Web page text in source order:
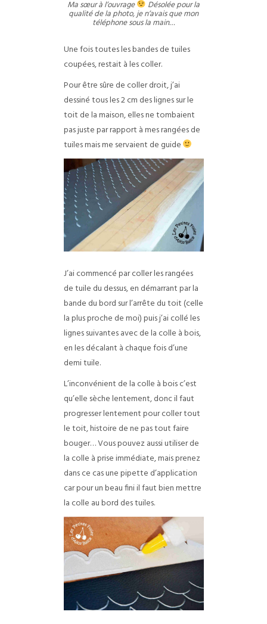
Ma sœur à l’ouvrage Désolée pour la
qualité de la photo, je n’avais que mon
téléphone sous la main…
Une fois toutes les bandes de tuiles
coupées, restait à les coller.
Pour être sûre de coller droit, j’ai
dessiné tous les 2 cm des lignes sur le
toit de la maison, elles ne tombaient
pas juste par rapport à mes rangées de
tuiles mais me servaient de guide
J’ai commencé par coller les rangées
de tuile du dessus, en démarrant par la
bande du bord sur l’arrête du toit (celle
la plus proche de moi) puis j’ai collé les
lignes suivantes avec de la colle à bois,
en les décalant à chaque fois d’une
demi tuile.
L’inconvénient de la colle à bois c’est
qu’elle sèche lentement, donc il faut
progresser lentement pour coller tout
le toit, histoire de ne pas tout faire
bouger… Vous pouvez aussi utiliser de
la colle à prise immédiate, mais prenez
dans ce cas une pipette d’application
car pour un beau fini il faut bien mettre
la colle au bord des tuiles.